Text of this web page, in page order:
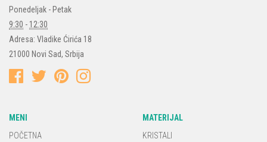
Ponedeljak - Petak
9:30 - 12:30
Adresa: Vladike Ćirića 18
21000 Novi Sad, Srbija
MENI
POČETNA
MATERIJAL
KRISTALI